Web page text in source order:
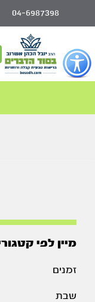
כפתור
לפתיחת
תפריט
נגישות
04-6987398
מיין לפי
זמנים
שבת